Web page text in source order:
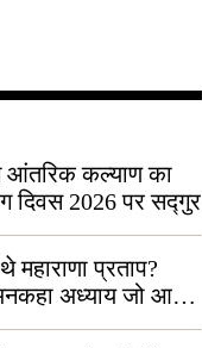
आंतरिक कल्याण का
दिवस 2026 पर सद्गुर
महाराणा प्रताप?
अध्याय जो आज